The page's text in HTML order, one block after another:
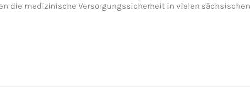
die medizinische Versorgungssicherheit in vielen sächsischen